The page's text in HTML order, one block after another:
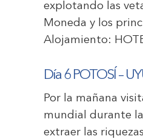
explotando las
Moneda y los
Alojamiento:
Día 6 POTOSÍ –
Por la mañana
mundial durante
extraer las